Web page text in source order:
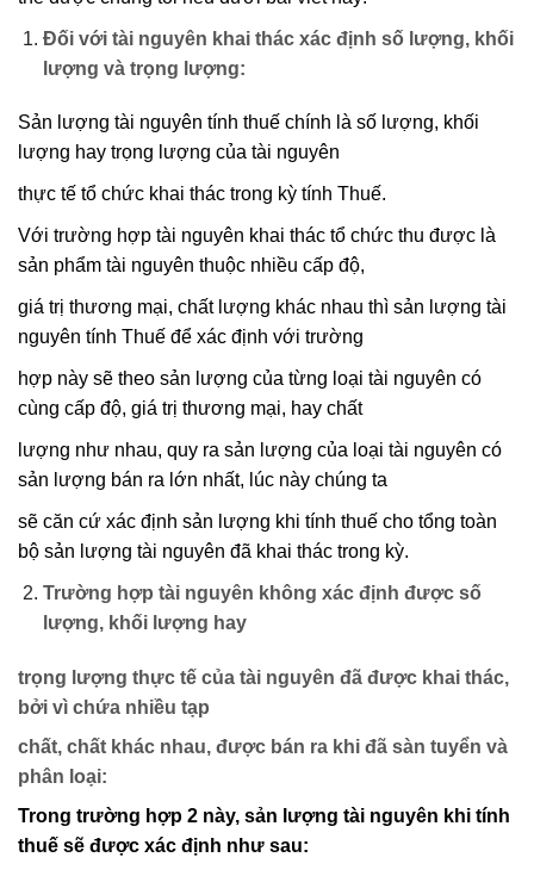
Đối với tài nguyên khai thác xác định số lượng, khối
lượng và trọng lượng:
Sản lượng tài nguyên tính thuế chính là số lượng, khối
lượng hay trọng lượng của tài nguyên
thực tế tổ chức khai thác trong kỳ tính Thuế.
Với trường hợp tài nguyên khai thác tổ chức thu được là
sản phẩm tài nguyên thuộc nhiều cấp độ,
giá trị thương mại, chất lượng khác nhau thì sản lượng tài
nguyên tính Thuế để xác định với trường
hợp này sẽ theo sản lượng của từng loại tài nguyên có
cùng cấp độ, giá trị thương mại, hay chất
lượng như nhau, quy ra sản lượng của loại tài nguyên có
sản lượng bán ra lớn nhất, lúc này chúng ta
sẽ căn cứ xác định sản lượng khi tính thuế cho tổng toàn
bộ sản lượng tài nguyên đã khai thác trong kỳ.
Trường hợp tài nguyên không xác định được số
lượng, khối lượng hay
trọng lượng thực tế của tài nguyên đã được khai thác,
bởi vì chứa nhiều tạp
chất, chất khác nhau, được bán ra khi đã sàn tuyển và
phân loại:
Trong trường hợp 2 này, sản lượng tài nguyên khi tính
thuế sẽ được xác định như sau: